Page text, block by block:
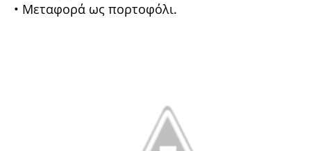
• Μεταφορά ως πορτοφόλι.